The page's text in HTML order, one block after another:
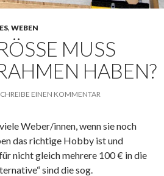
, WEBEN
MUSS M
HABEN?
EINEN KOMMENTAR
Weber/innen, wenn sie noch
das richtige Hobby ist und
nicht gleich mehrere 100 € in die
sind die sog.